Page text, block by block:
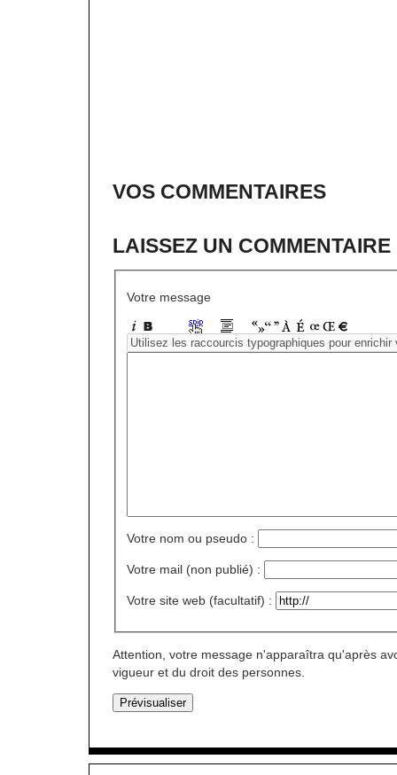
VOS COMMENTAIRES
LAISSEZ UN COMMENTAIRE
Votre message
Votre nom ou pseudo :
Votre mail (non publié) :
Votre site web (facultatif) :
Attention, votre message n'apparaîtra qu'après
vigueur et du droit des personnes.